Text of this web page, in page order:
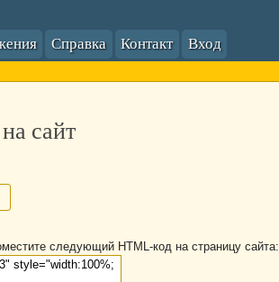
Справка Контакт Вход
сайт
следующий HTML-код на страницу сайта: